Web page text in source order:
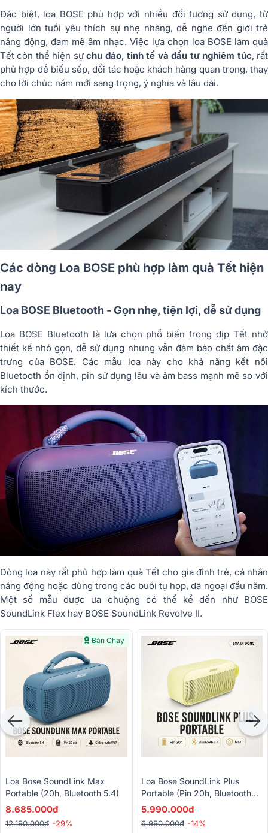
Đặc biệt, loa BOSE phù hợp với nhiều đối tượng sử dụng, từ
người lớn tuổi yêu thích sự nhẹ nhàng, dễ nghe đến giới trẻ
năng động, đam mê âm nhạc. Việc lựa chọn loa BOSE làm quà
Tết còn thể hiện sựchu đáo, tinh tế và đầu tư nghiêm túc, rất
phù hợp để biếu sếp, đối tác hoặc khách hàng quan trọng, thay
cho lời chúc năm mới sang trọng, ý nghĩa và lâu dài.
Các dòng Loa BOSE phù hợp làm quà Tết hiện
nay
Loa BOSE Bluetooth - Gọn nhẹ, tiện lợi, dễ sử dụng
Loa BOSE Bluetooth là lựa chọn phổ biến trong dịp Tết nhờ
thiết kế nhỏ gọn, dễ sử dụng nhưng vẫn đảm bảo chất âm đặc
trưng của BOSE. Các mẫu loa này cho khả năng kết nối
Bluetooth ổn định, pin sử dụng lâu và âm bass mạnh mẽ so với
kích thước.
Dòng loa này rất phù hợp làm quà Tết cho gia đình trẻ, cá nhân
năng động hoặc dùng trong các buổi tụ họp, dã ngoại đầu năm.
Một số mẫu được ưa chuộng có thể kể đến như BOSE
SoundLink Flex hay BOSE SoundLink Revolve II.
Bán Chạy
Loa Bose SoundLink Max
Portable (20h, Bluetooth 5.4)
8.685.000đ
12.190.000đ -29%
Loa Bose SoundLink Plus
Portable (Pin 20h, Bluetooth
5.4)
5.990.000đ
6.990.000đ -14%